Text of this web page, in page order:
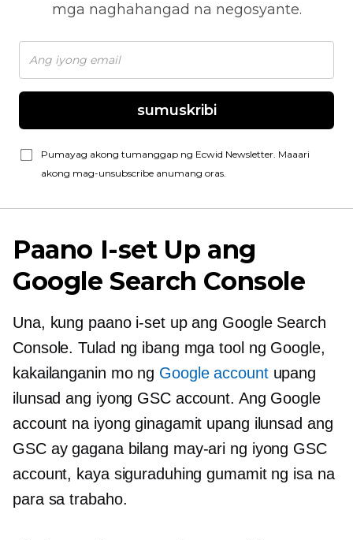
mga naghahangad na negosyante.
sumuskribi
Pumayag akong tumanggap ng Ecwid Newsletter. Maaari
akong mag-unsubscribe anumang oras.
Paano I-set Up ang
Google Search Console
Una, kung paano i-set up ang Google Search
Console. Tulad ng ibang mga tool ng Google,
kakailanganin mo ng Google accountupang
ilunsad ang iyong GSC account. Ang Google
account na iyong ginagamit upang ilunsad ang
GSC ay gagana bilang may-ari ng iyong GSC
account, kaya siguraduhing gumamit ng isa na
para sa trabaho.